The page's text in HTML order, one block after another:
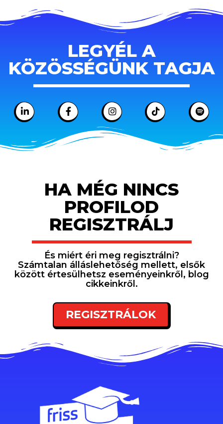
LEGYÉL A
KÖZÖSSÉGÜNK TAGJA
HA MÉG NINCS
PROFILOD
REGISZTRÁLJ
És miért éri meg regisztrálni?
Számtalan álláslehetőség mellett, elsők
között értesülhetsz eseményeinkről, blog
cikkeinkről.
REGISZTRÁLOK